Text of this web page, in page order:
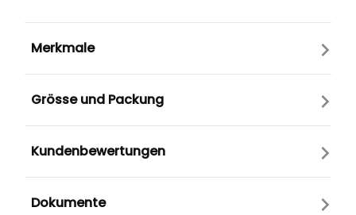
Merkmale
Grösse und Packung
Kundenbewertungen
Dokumente